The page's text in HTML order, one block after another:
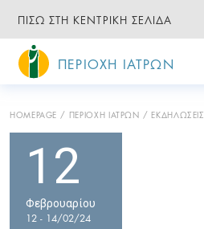
ΠΙΣΩ ΣΤΗ ΚΕΝΤΡΙΚΗ ΣΕΛΙΔΑ
ΠΕΡΙΟΧΗ ΙΑΤΡΩΝ
HOMEPAGE ΠΕΡΙΟΧΗ ΙΑΤΡΩΝ ΕΚΔΗΛΩΣΕΙΣ
12
Φεβρουαρίου
12 - 14/02/24